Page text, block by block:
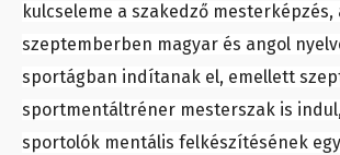
kulcseleme a szakedző
szeptemberben magyar és angol
sportágban indítanak el, emellett
sportmentáltréner mesterszak is
sportolók mentális felkészítésének